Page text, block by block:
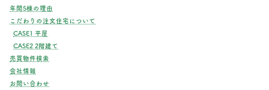
年間5棟の理由
こだわりの注文住宅について
CASE1 平屋
CASE2 2階建て
売買物件検索
会社情報
お問い合わせ